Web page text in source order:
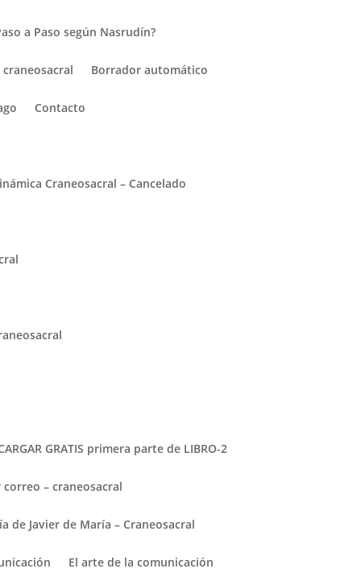
a Paso según Nasrudín?
Borrador automático
Contacto
Craneosacral – Cancelado
GRATIS primera parte de LIBRO-2
correo – craneosacral
de Javier de María – Craneosacral
El arte de la comunicación